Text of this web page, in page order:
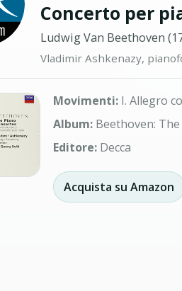
Concerto per
Ludwig Van Beethoven
Vladimir Ashkenazy,
Movimenti: I. Allegro
Album: Beethoven:
Editore: Decca
Acquista su Amazon